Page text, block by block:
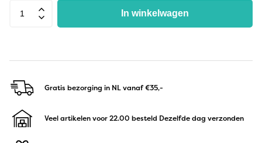
In winkelwagen
Gratis bezorging in NLvanaf €35,-
Veel artikelen voor 22.00 besteld Dezelfde dag verzonden